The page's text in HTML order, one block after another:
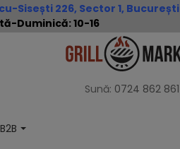
Sisești 226, Sector 1, București
Duminică: 10-16
Sună: 0724 862 861
B2B